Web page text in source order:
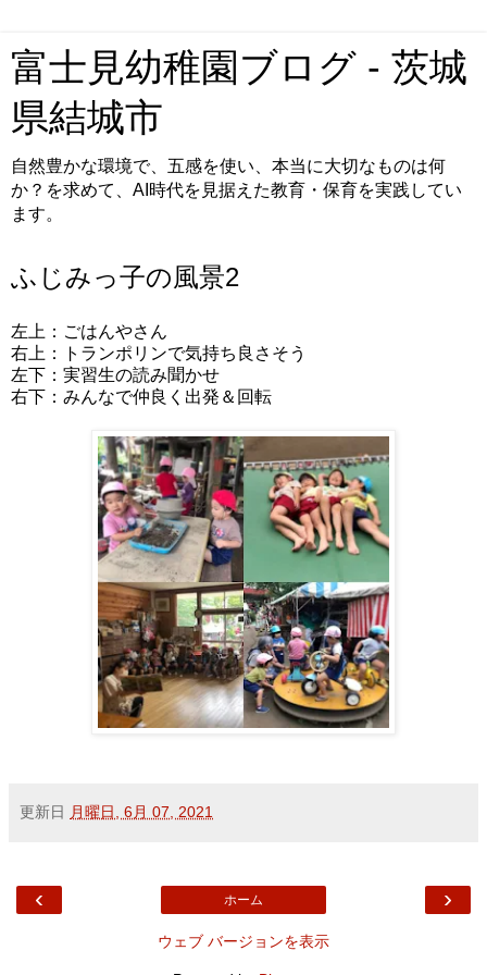
富士見幼稚園ブログ - 茨城
県結城市
自然豊かな環境で、五感を使い、本当に大切なものは何
か？を求めて、AI時代を見据えた教育・保育を実践してい
ます。
ふじみっ子の風景2
左上：ごはんやさん
右上：トランポリンで気持ち良さそう
左下：実習生の読み聞かせ
右下：みんなで仲良く出発＆回転
更新日 月曜日, 6月 07, 2021
‹ ›
ホーム
ウェブ バージョンを表示